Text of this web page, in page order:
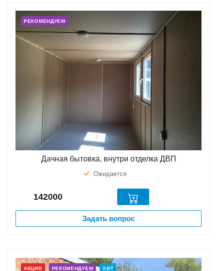
РЕКОМЕНДУЕМ
Дачная бытовка, внутри отделка ДВП
Ожидается
142000
Задать вопрос
АКЦИЯ РЕКОМЕНДУЕМ ХИТ